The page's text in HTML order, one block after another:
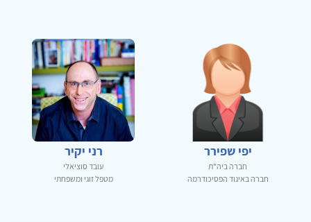
יפי שפירר
חברה ביה"ת
חברה באיגוד הפסיכודרמה
רני יקיר
עובד סוציאלי
מטפל זוגי ומשפחתי